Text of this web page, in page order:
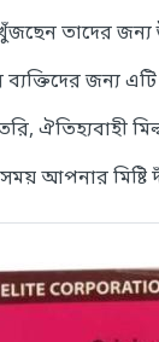
খুঁজছেন তাদের
জন্য
আপনার